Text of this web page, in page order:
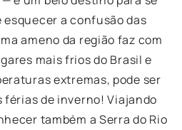
a confusão das
ameno da região faz com
mais frios do Brasil e
extremas, pode ser
férias de inverno! Viajando
também a Serra do Rio